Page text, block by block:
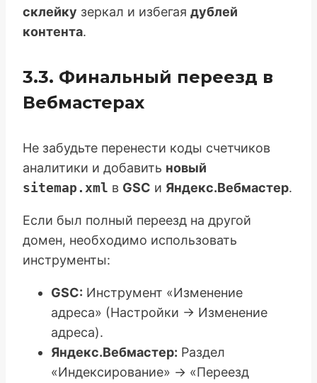
склейку зеркал и избегая дублей
контента.
3.3. Финальный переезд в
Вебмастерах
Не забудьте перенести коды счетчиков
аналитики и добавить новый
sitemap.xml в GSC и Яндекс.Вебмастер.
Если был полный переезд на другой
домен, необходимо использовать
инструменты:
GSC: Инструмент «Изменение
адреса» (Настройки -> Изменение
адреса).
Яндекс.Вебмастер: Раздел
«Индексирование» → «Переезд